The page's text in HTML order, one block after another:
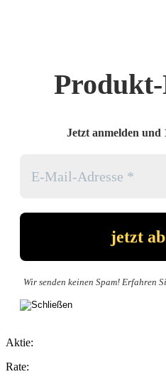
Jetzt anmelden und
Wir senden keinen Spam! Erfahren
Aktie:
Rate: